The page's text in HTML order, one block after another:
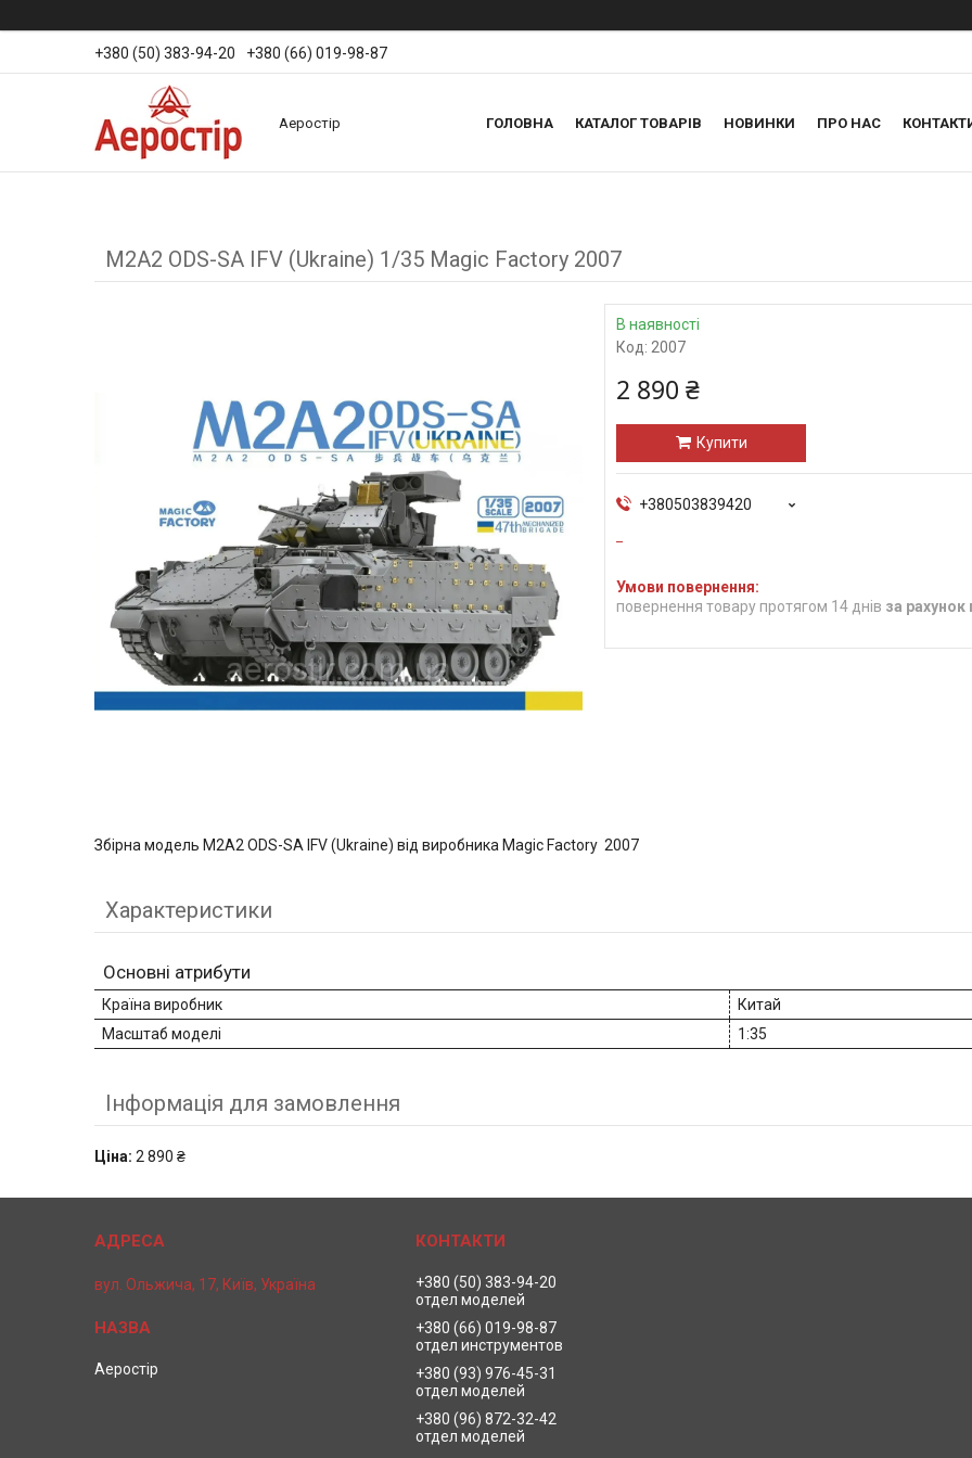
+380 (50) 383-94-20 +380 (66) 019-98-87
Аеростір ГОЛОВНА КАТАЛОГ ТОВАРІВ НОВИНКИ ПРО НАС
M2A2 ODS-SA IFV (Ukraine) 1/35 Magic Factory 2007
В наявності
Код: 2007
2 890 ₴
Купити
+380503839420
повернення товару протягом 14 днів за рахунок
Збірна модель M2A2 ODS-SA IFV (Ukraine) від виробника Magic Factory 2007
Характеристики
Основні атрибути
Країна виробник
Китай
Масштаб моделі
1:35
Інформація для замовлення
Ціна: 2 890 ₴
вул. Ольжича, 17, Київ, Україна
Аеростір
+380 (50) 383-94-20
отдел моделей
+380 (66) 019-98-87
отдел инструментов
+380 (93) 976-45-31
отдел моделей
+380 (96) 872-32-42
отдел моделей